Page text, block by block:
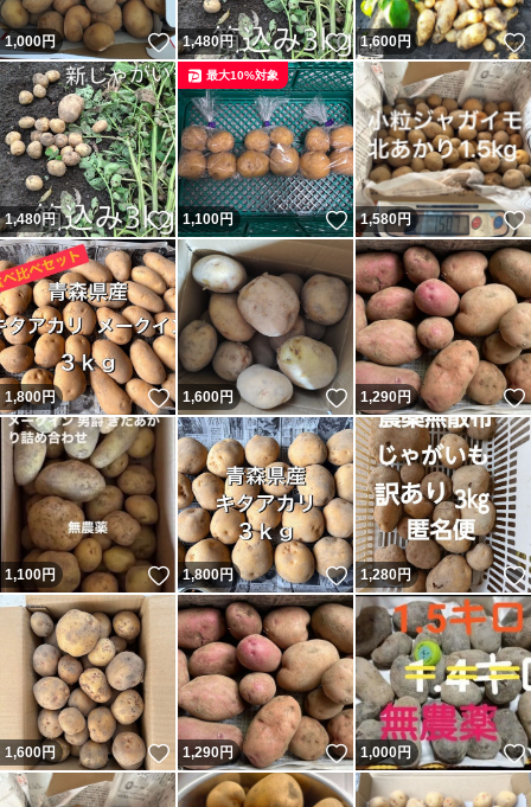
1,000円 いいね！
1,480円 いいね！
1,600円
1,480円 いいね！
1,100円 いいね！
最大10%対象
1,580円
1,800円 いいね！
1,600円 いいね！
1,290円
1,100円 いいね！
1,800円 いいね！
1,280円
1,600円 いいね！
1,290円 いいね！
1,000円